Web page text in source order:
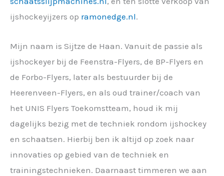
ijshockeyijzers op ramonedge.nl.
Mijn naam is Sijtze de Haan. Vanuit de passie als
ijshockeyer bij de Feenstra-Flyers, de BP-Flyers en
de Forbo-Flyers, later als bestuurder bij de
Heerenveen-Flyers, en als oud trainer/coach van
het UNIS Flyers Toekomstteam, houd ik mij
dagelijks bezig met de techniek rondom ijshockey
en schaatsen. Hierbij ben ik altijd op zoek naar
innovaties op gebied van de techniek en
trainingstechnieken. Daarnaast timmeren we aan